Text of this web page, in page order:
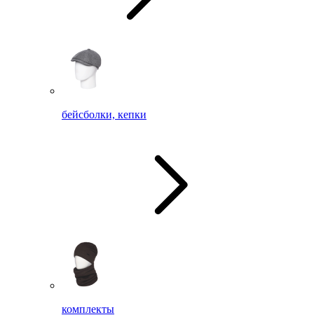
бейсболки, кепки
комплекты